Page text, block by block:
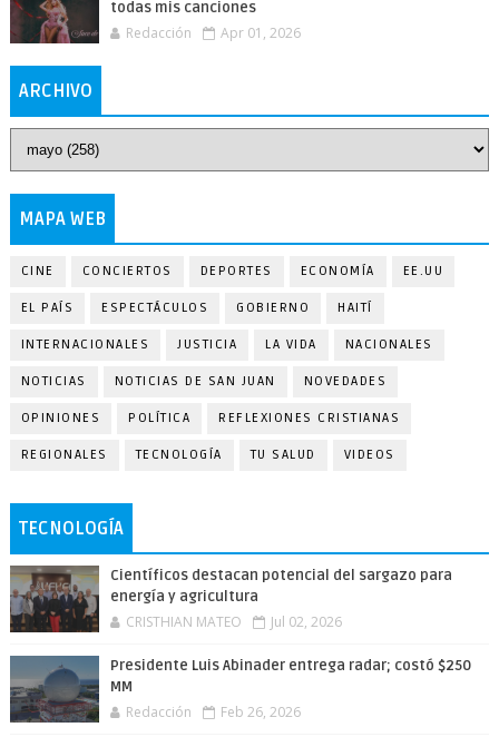
todas mis canciones
Redacción Apr 01, 2026
ARCHIVO
MAPA WEB
CINE CONCIERTOS DEPORTES ECONOMÍA EE.UU
EL PAÍS ESPECTÁCULOS GOBIERNO HAITÍ
INTERNACIONALES JUSTICIA LA VIDA NACIONALES
NOTICIAS NOTICIAS DE SAN JUAN NOVEDADES
OPINIONES POLÍTICA REFLEXIONES CRISTIANAS
REGIONALES TECNOLOGÍA TU SALUD VIDEOS
TECNOLOGÍA
Científicos destacan potencial del sargazo para
energía y agricultura
CRISTHIAN MATEO Jul 02, 2026
Presidente Luis Abinader entrega radar; costó $250
MM
Redacción Feb 26, 2026